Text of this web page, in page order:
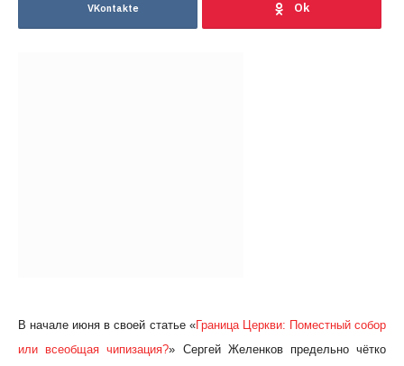
VKontakte
В начале июня в своей статье «Граница Церкви: Поместный собор
или всеобщая чипизация?» Сергей Желенков предельно чётко